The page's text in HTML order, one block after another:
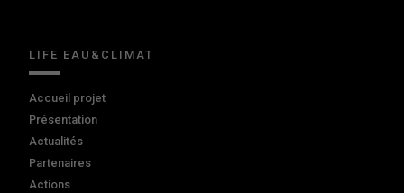
LIFE EAU&CLIMAT
Accueil projet
Présentation
Actualités
Partenaires
Actions